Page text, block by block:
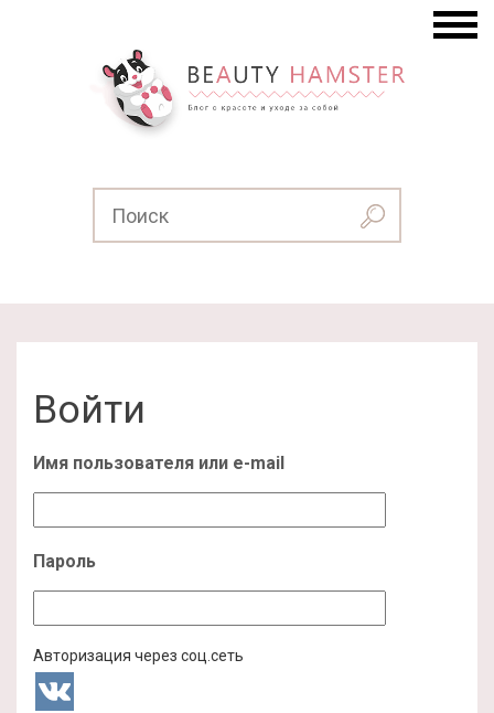
Войти
Имя пользователя или e-mail
Пароль
Авторизация через соц.сеть